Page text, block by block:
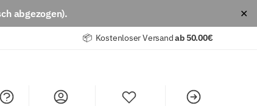
abgezogen). ✕
📦 Kostenloser Versandab 50.00€